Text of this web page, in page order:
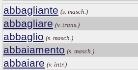
abbagliante (s. masch.)
abbagliare (v. trans.)
abbaglio (s. masch.)
abbaiamento (s. masch.)
abbaiare (v. intr.)